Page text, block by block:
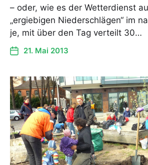
– oder, wie es der Wetterdienst
„ergiebigen Niederschlägen“ im
je, mit über den Tag verteilt 30…
21. Mai 2013